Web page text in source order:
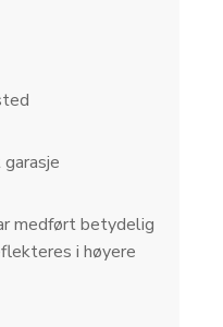
medført betydelig
i høyere